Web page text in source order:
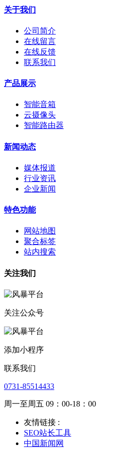
关于我们
公司简介
在线留言
在线反馈
联系我们
产品展示
智能音箱
云摄像头
智能路由器
新闻动态
媒体报道
行业资讯
企业新闻
特色功能
网站地图
聚合标签
站内搜索
关注我们
关注公众号
添加小程序
联系我们
0731-85514433
周一至周五 09：00-18：00
友情链接 :
SEO站长工具
中国新闻网